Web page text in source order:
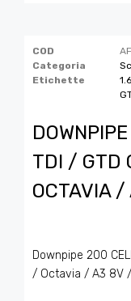
COD
Categoria
Etichette
TDI / GTD
OCTAVIA
Downpipe 200
/ Octavia / A3 8V